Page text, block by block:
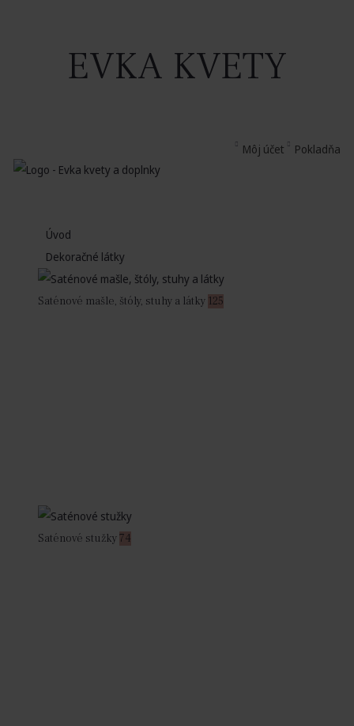
EVKA KVETY
Môj účet Pokladňa
Úvod
Dekoračné látky
Saténové mašle, štóly, stuhy a látky 125
Saténové stužky74